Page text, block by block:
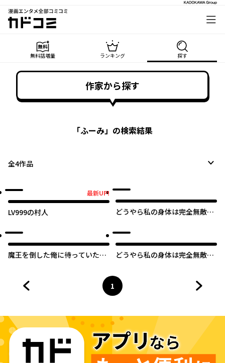
漫画エンタメ全部コミコミ
カドコミ
無料話増量 ランキング 探す
作家から探す
「ふーみ」の検索結果
全4作品
最新UP!
LV999の村人
どうやら私の身体は完全無敵の
魔王を倒した俺に待っていたの
どうやら私の身体は完全無敵の
ページ
1
へ